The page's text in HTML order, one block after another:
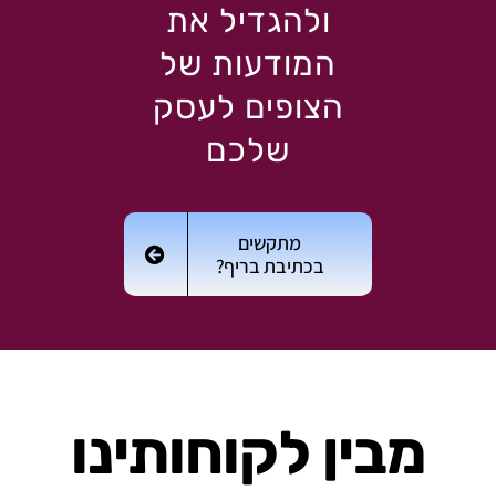
ולהגדיל את
המודעות של
הצופים לעסק
שלכם
מתקשים
בכתיבת בריף?
מבין לקוחותינו